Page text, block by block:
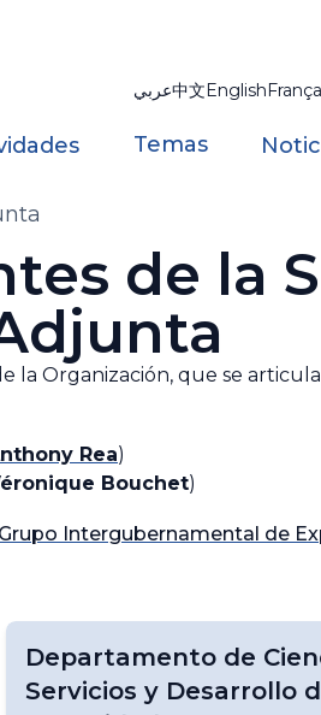
عربي中文English
Temas
de la
la Organización, que se
Rea)
Bouchet)
Grupo Intergubernamental de
Departamento de
Servicios y Desarrollo